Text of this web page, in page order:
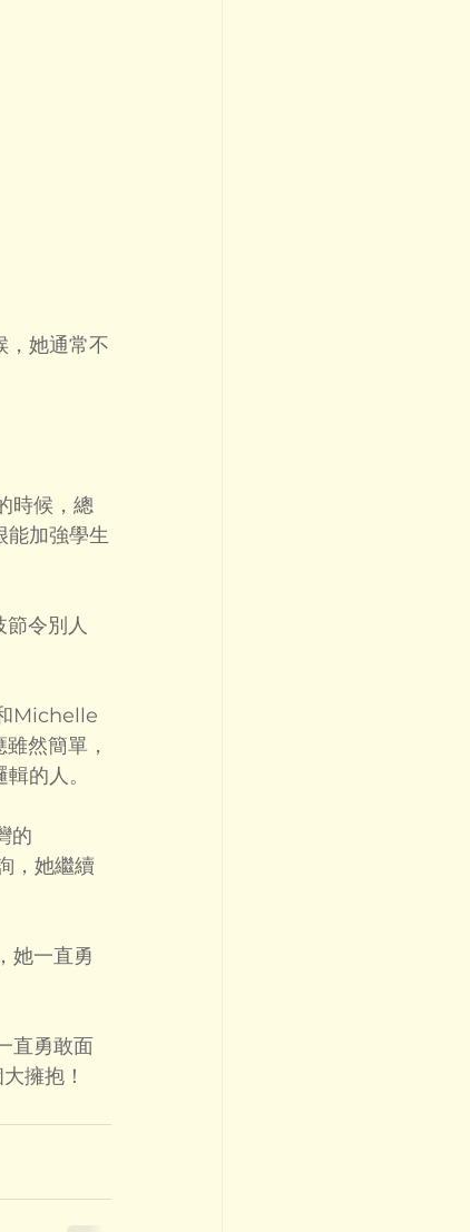
她通常不
時候，總
能加強學生
令別人
Michelle
然簡單，
的人。
的
，她繼續
她一直勇
直勇敢面
擁抱！